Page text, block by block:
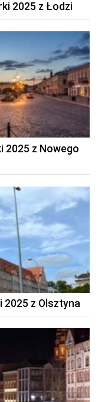
2025 z Łodzi
2025 z Nowego
2025 z Olsztyna